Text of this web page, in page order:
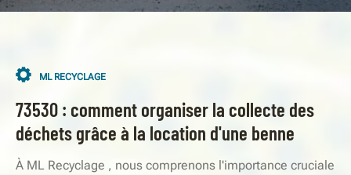
ML RECYCLAGE
73530 : comment organiser la collecte des
déchets grâce à la location d'une benne
À ML Recyclage , nous comprenons l'importance cruciale